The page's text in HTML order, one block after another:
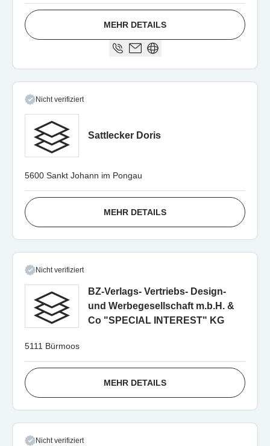
MEHR DETAILS
Nicht verifiziert
Sattlecker Doris
5600 Sankt Johann im Pongau
MEHR DETAILS
Nicht verifiziert
BZ-Verlags- Vertriebs- Design-
und Werbegesellschaft m.b.H. &
Co "SPECIAL INTEREST" KG
5111 Bürmoos
MEHR DETAILS
Nicht verifiziert